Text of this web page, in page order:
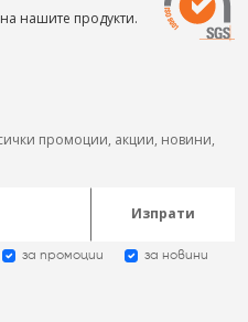
нашите продукти.
промоции, акции, новини,
Изпрати
за промоции за новини